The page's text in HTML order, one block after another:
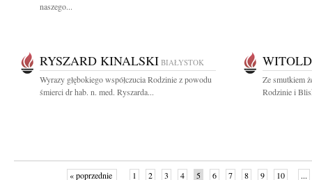
naszego...
RYSZARD KINALSKI BIAŁYSTOK
Wyrazy głębokiego współczucia Rodzinie z powodu
śmierci dr hab. n. med. Ryszarda...
Ze smutkiem
Rodzinie i
« poprzednie 1 2 3 4 5 6 7 8 9 10 ...